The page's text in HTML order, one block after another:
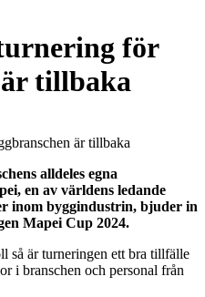
för
tillbaka
alldeles egna
en av världens ledande
inom byggindustrin, bjuder in
Mapei Cup 2024.
så är turneringen ett bra tillfälle
i branschen och personal från